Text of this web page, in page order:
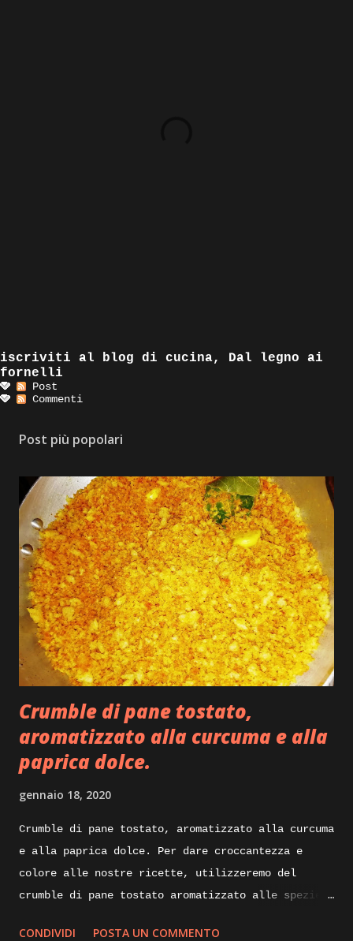
iscriviti al blog di cucina, Dal legno ai
fornelli
Post
Commenti
Post più popolari
Crumble di pane tostato,
aromatizzato alla curcuma e alla
paprica dolce.
gennaio 18, 2020
Crumble di pane tostato, aromatizzato alla curcuma
e alla paprica dolce. Per dare croccantezza e
colore alle nostre ricette, utilizzeremo del
crumble di pane tostato aromatizzato alle spezie.
CONDIVIDI
POSTA UN COMMENTO